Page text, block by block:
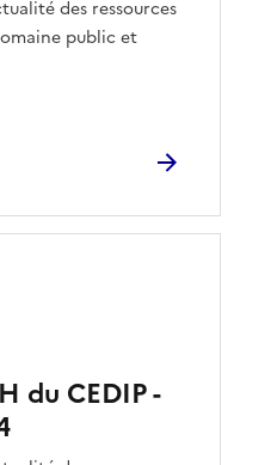
des ressources
public et
du CEDIP -